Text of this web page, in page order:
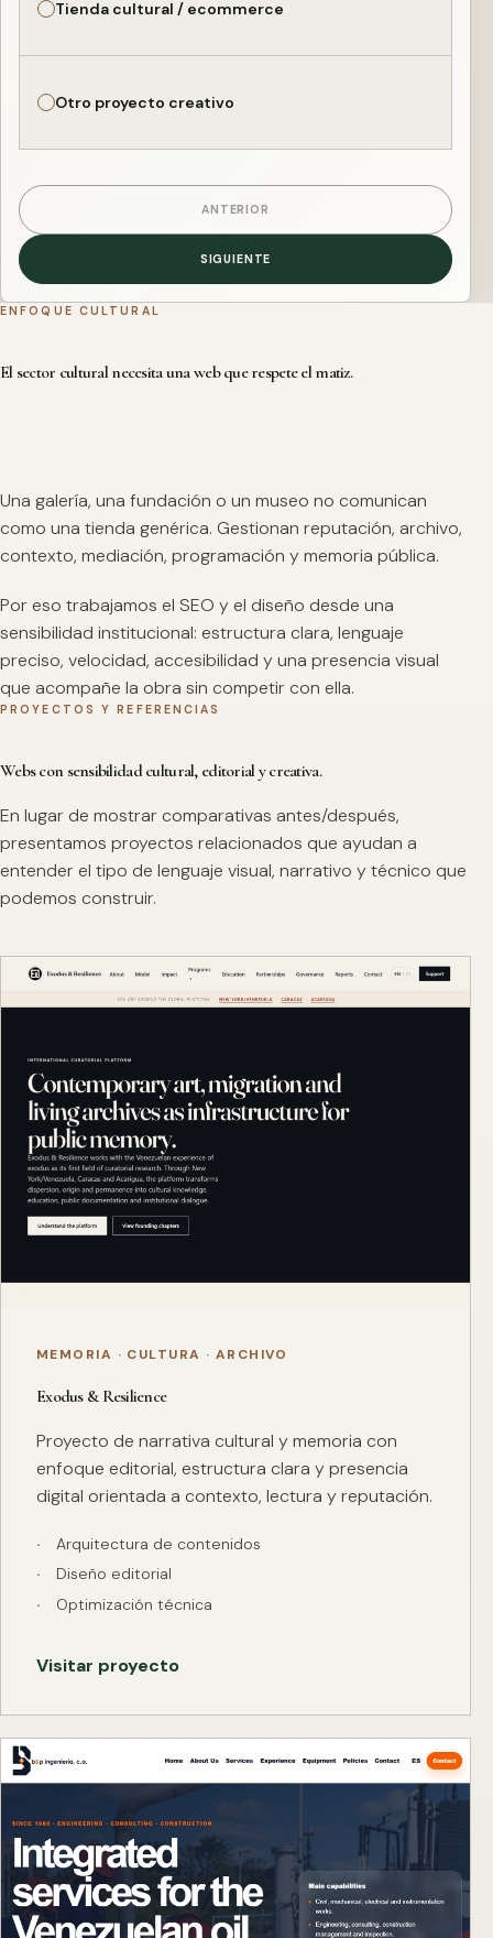
Tienda cultural / ecommerce
Otro proyecto creativo
ANTERIOR
SIGUIENTE
ENFOQUE CULTURAL
El sector cultural necesita una web que respete el matiz.
Una galería, una fundación o un museo no comunican
como una tienda genérica. Gestionan reputación, archivo,
contexto, mediación, programación y memoria pública.
Por eso trabajamos el SEO y el diseño desde una
sensibilidad institucional: estructura clara, lenguaje
preciso, velocidad, accesibilidad y una presencia visual
que acompañe la obra sin competir con ella.
PROYECTOS Y REFERENCIAS
Webs con sensibilidad cultural, editorial y creativa.
En lugar de mostrar comparativas antes/después,
presentamos proyectos relacionados que ayudan a
entender el tipo de lenguaje visual, narrativo y técnico que
podemos construir.
MEMORIA · CULTURA · ARCHIVO
Exodus & Resilience
Proyecto de narrativa cultural y memoria con
enfoque editorial, estructura clara y presencia
digital orientada a contexto, lectura y reputación.
Arquitectura de contenidos
Diseño editorial
Optimización técnica
Visitar proyecto